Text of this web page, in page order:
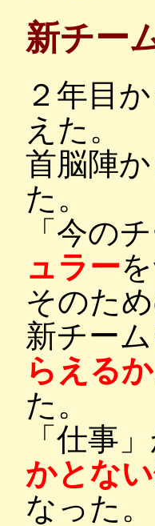
新チー
２年目か
えた。
首脳陣
た。
「今の
ュラー
そのた
新チー
らえるか
た。
「仕事
かとな
なった。